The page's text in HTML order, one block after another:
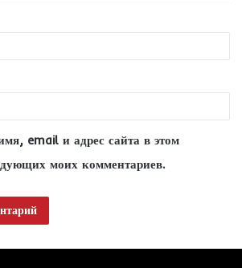
email и адрес сайта в этом
моих комментариев.